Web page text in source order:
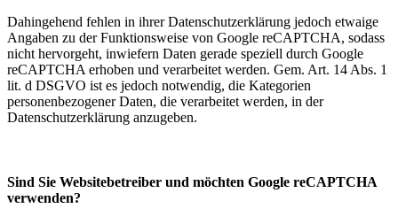
Dahingehend fehlen in ihrer Datenschutzerklärung jedoch etwaige
Angaben zu der Funktionsweise von Google reCAPTCHA, sodass
nicht hervorgeht, inwiefern Daten gerade speziell durch Google
reCAPTCHA erhoben und verarbeitet werden. Gem. Art. 14 Abs. 1
lit. d DSGVO ist es jedoch notwendig, die Kategorien
personenbezogener Daten, die verarbeitet werden, in der
Datenschutzerklärung anzugeben.
Sind Sie Websitebetreiber und möchten Google reCAPTCHA
verwenden?